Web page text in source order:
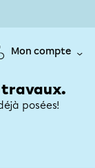
Mon compte
travaux.
posées!